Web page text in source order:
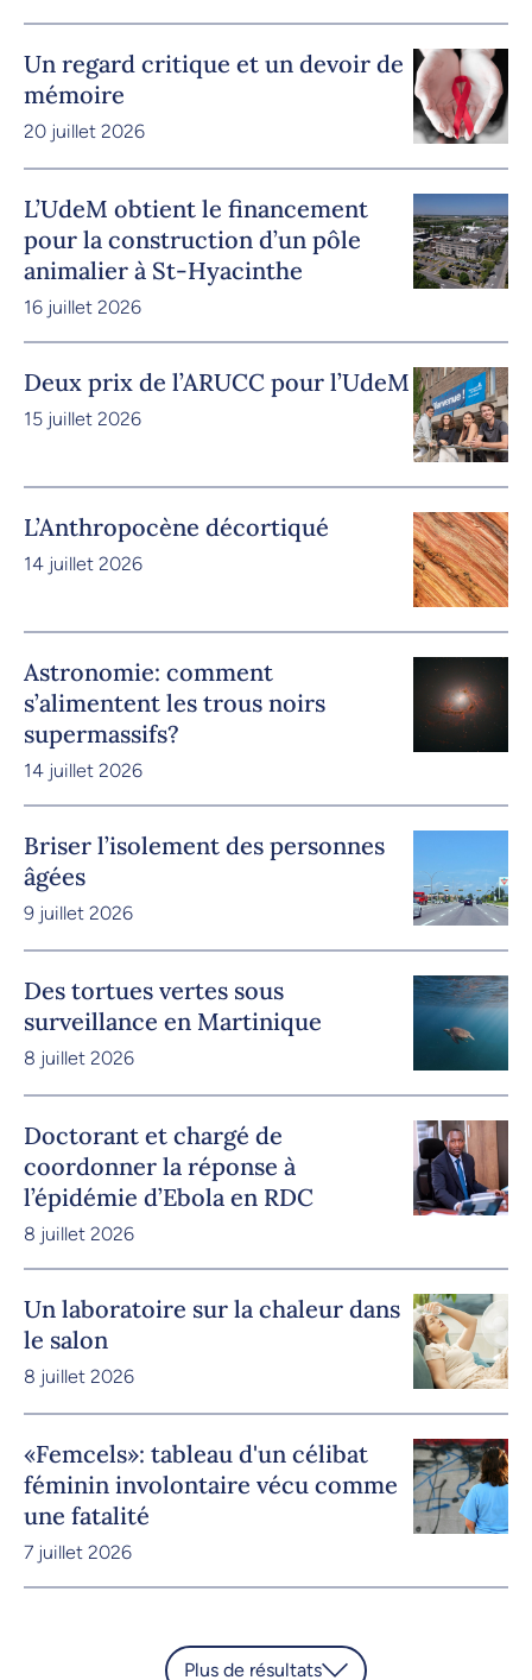
Un regard critique et un devoir de
mémoire
20 juillet 2026
L’UdeM obtient le financement
pour la construction d’un pôle
animalier à St-Hyacinthe
16 juillet 2026
Deux prix de l’ARUCC pour l’UdeM
15 juillet 2026
L’Anthropocène décortiqué
14 juillet 2026
Astronomie: comment
s’alimentent les trous noirs
supermassifs?
14 juillet 2026
Briser l’isolement des personnes
âgées
9 juillet 2026
Des tortues vertes sous
surveillance en Martinique
8 juillet 2026
Doctorant et chargé de
coordonner la réponse à
l’épidémie d’Ebola en RDC
8 juillet 2026
Un laboratoire sur la chaleur dans
le salon
8 juillet 2026
«Femcels»: tableau d'un célibat
féminin involontaire vécu comme
une fatalité
7 juillet 2026
Plus de résultats